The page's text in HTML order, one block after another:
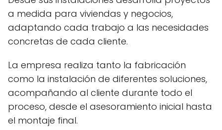
a medida para viviendas y negocios,
adaptando cada trabajo a las necesidades
concretas de cada cliente.
La empresa realiza tanto la fabricación
como la instalación de diferentes soluciones,
acompañando al cliente durante todo el
proceso, desde el asesoramiento inicial hasta
el montaje final.